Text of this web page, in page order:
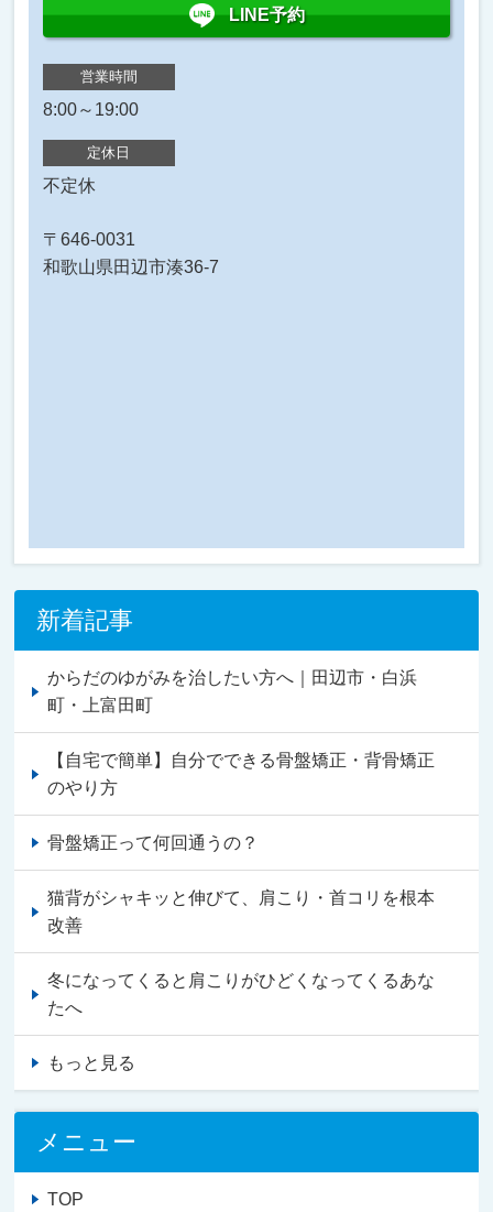
LINE予約
営業時間
8:00～19:00
定休日
不定休
〒646-0031
和歌山県田辺市湊36-7
新着記事
からだのゆがみを治したい方へ｜田辺市・白浜
町・上富田町
【自宅で簡単】自分でできる骨盤矯正・背骨矯正
のやり方
骨盤矯正って何回通うの？
猫背がシャキッと伸びて、肩こり・首コリを根本
改善
冬になってくると肩こりがひどくなってくるあな
たへ
もっと見る
メニュー
TOP